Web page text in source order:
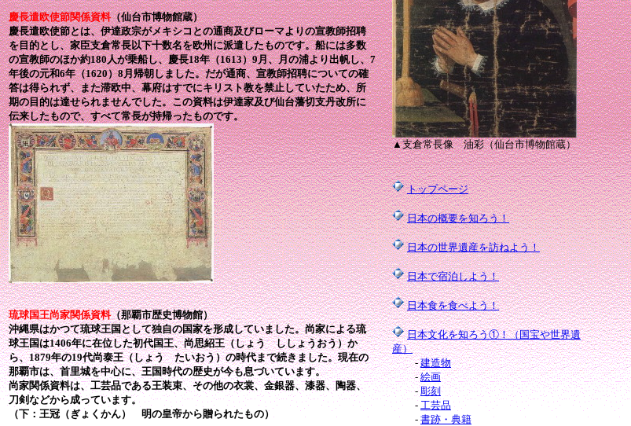
慶長遣欧使節関係資料（仙台市博物館蔵）
慶長遣欧使節とは、伊達政宗がメキシコとの通商及びローマよりの宣教師招聘
を目的とし、家臣支倉常長以下十数名を欧州に派遣したものです。船には多数
の宣教師のほか約180人が乗船し、慶長18年（1613）9月、月の浦より出帆し、7
年後の元和6年（1620）8月帰朝しました。だが通商、宣教師招聘についての確
答は得られず、また滞欧中、幕府はすでにキリスト教を禁止していたため、所
期の目的は達せられませんでした。この資料は伊達家及び仙台藩切支丹改所に
伝来したもので、すべて常長が持帰ったものです。
琉球国王尚家関係資料（那覇市歴史博物館）
沖縄県はかつて琉球王国として独自の国家を形成していました。尚家による琉
球王国は1406年に在位した初代国王、尚思紹王（しょう ししょうおう）か
ら、1879年の19代尚泰王（しょう たいおう）の時代まで続きました。現在の
那覇市は、首里城を中心に、王国時代の歴史が今も息づいています。
尚家関係資料は、工芸品である王装束、その他の衣裳、金銀器、漆器、陶器、
刀剣などから成っています。
（下：王冠（ぎょくかん） 明の皇帝から贈られたもの）
▲支倉常長像 油彩（仙台市博物館蔵）
トップページ
日本の概要を知ろう！
日本の世界遺産を訪ねよう！
日本で宿泊しよう！
日本食を食べよう！
日本文化を知ろう①！（国宝や世界遺
産）
-建造物
-絵画
-彫刻
- 工芸品
- 書跡・典籍